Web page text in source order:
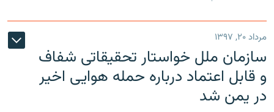
مرداد ۲۰, ۱۳۹۷
سازمان ملل خواستار تحقیقاتی شفاف
و قابل اعتماد درباره حمله هوایی اخیر
در یمن شد